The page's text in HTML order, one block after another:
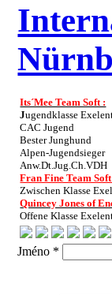
Its´Mee Team Soft :
Jugendklasse
CAC Jugend
Bester Junghund
Alpen-Jugendsieger
Anw.Dt.Jug.Ch.VDH
Fran Fine Team Soft
Zwischen Klasse
Quincey Jones of
Offene Klasse
Jméno *